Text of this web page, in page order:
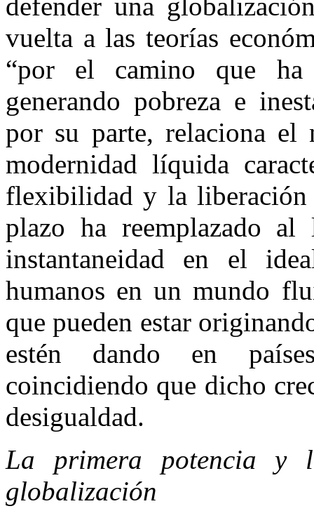
defender una
vuelta a las teorías
“por el camino que ha
generando pobreza e
por su parte, relaciona el
modernidad líquida
flexibilidad y la liberación
plazo ha reemplazado
instantaneidad en el
humanos en un mundo
que pueden estar
estén dando en
coincidiendo que dicho
desigualdad.
La primera potencia y
globalización